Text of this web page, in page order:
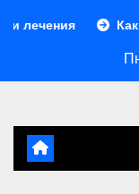
Как проявить